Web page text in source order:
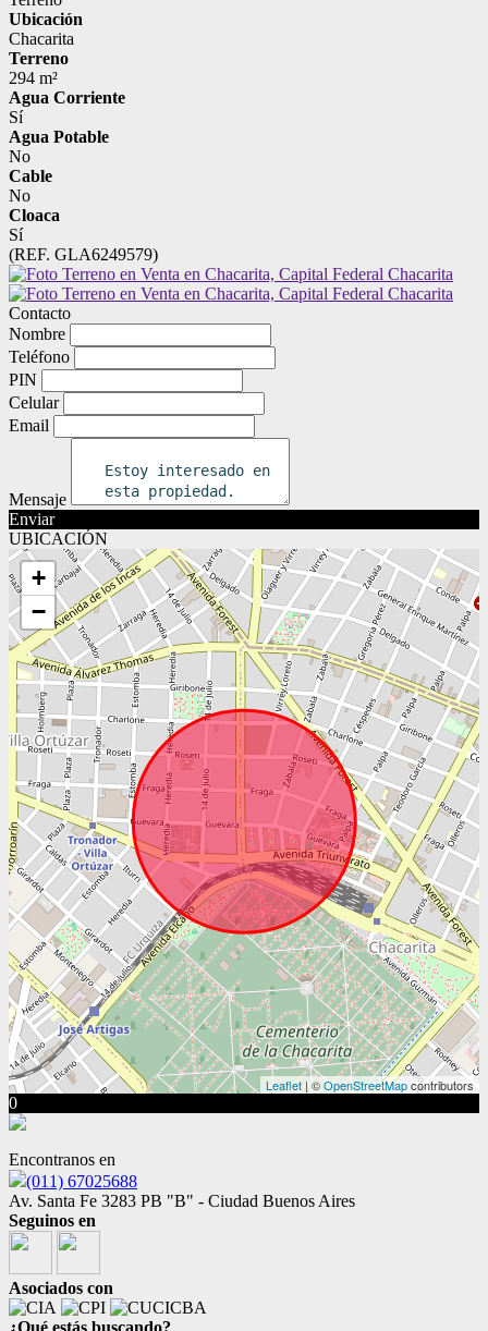
Ubicación
Chacarita
Terreno
294 m²
Agua Corriente
Sí
Agua Potable
No
Cable
No
Cloaca
Sí
(REF. GLA6249579)
Contacto
Nombre
Teléfono
PIN
Celular
Email
Mensaje
Enviar
UBICACIÓN
+
−
Leaflet| ©OpenStreetMapcontributors
0
Encontranos en
(011) 67025688
Av. Santa Fe 3283 PB "B" - Ciudad Buenos Aires
Seguinos en
Asociados con